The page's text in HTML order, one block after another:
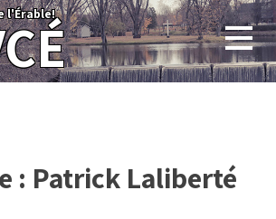
l'Érable!
: Patrick Laliberté